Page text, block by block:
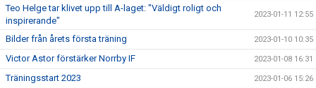
Teo Helge tar klivet upp till A-laget: "Väldigt roligt och
inspirerande"
2023-01-11 12:55
Bilder från årets första träning 2023-01-10 10:35
Victor Astor förstärker Norrby IF 2023-01-08 16:31
Träningsstart 2023 2023-01-06 15:26